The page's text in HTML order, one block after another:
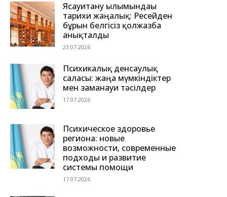
Ясауитану ғылымындағы
тарихи жаңалық: Ресейден
бұрын белгісіз қолжазба
анықталды
23.07.2026
Психикалық денсаулық
саласы: жаңа мүмкіндіктер
мен заманауи тәсілдер
17.07.2026
Психическое здоровье
региона: новые
возможности, современные
подходы и развитие
системы помощи
17.07.2026